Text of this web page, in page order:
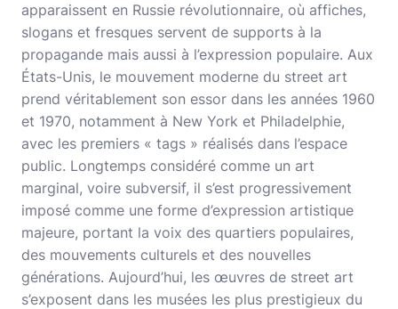
apparaissent en Russie révolutionnaire, où affiches,
slogans et fresques servent de supports à la
propagande mais aussi à l’expression populaire. Aux
États-Unis, le mouvement moderne du street art
prend véritablement son essor dans les années 1960
et 1970, notamment à New York et Philadelphie,
avec les premiers « tags » réalisés dans l’espace
public. Longtemps considéré comme un art
marginal, voire subversif, il s’est progressivement
imposé comme une forme d’expression artistique
majeure, portant la voix des quartiers populaires,
des mouvements culturels et des nouvelles
générations. Aujourd’hui, les œuvres de street art
s’exposent dans les musées les plus prestigieux du